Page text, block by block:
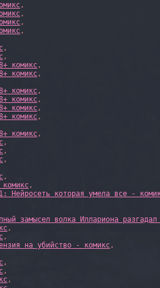
,
,
,
,
,
,
комикс,
комикс,
комикс,
комикс,
комикс,
комикс,
комикс,
,
,
,
,
,
Нейросеть которая умела все -
замысел волка Иллариона
,
,
на убийство - комикс,
,
,
,